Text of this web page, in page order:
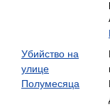
Убийство на
улице
Полумесяца